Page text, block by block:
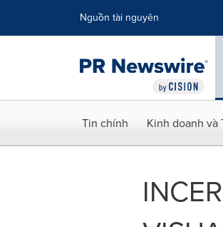
Nguồn tài nguyên
Tin chính Kinh doanh và